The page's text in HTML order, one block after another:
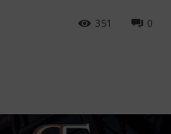
0
351